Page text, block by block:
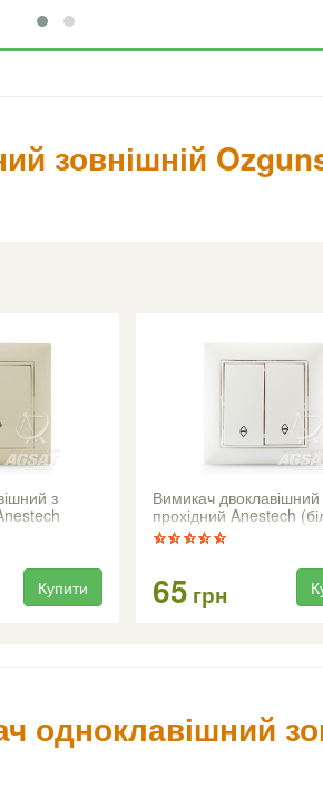
зовнішній
з
Купити
Вимикач двоклавішний
прохідний Anestech
65 грн
одноклавішний